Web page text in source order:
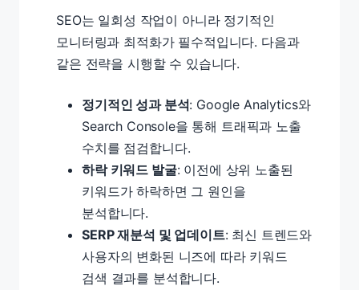
SEO는 일회성 작업이 아니라 정기적인
모니터링과 최적화가 필수적입니다. 다음과
같은 전략을 시행할 수 있습니다.
정기적인 성과 분석: Google Analytics와
Search Console을 통해 트래픽과 노출
수치를 점검합니다.
하락 키워드 발굴: 이전에 상위 노출된
키워드가 하락하면 그 원인을
분석합니다.
SERP 재분석 및 업데이트: 최신 트렌드와
사용자의 변화된 니즈에 따라 키워드
검색 결과를 분석합니다.